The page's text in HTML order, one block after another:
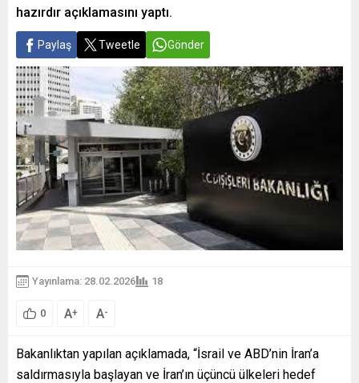
hazırdır açıklamasını yaptı.
Paylaş Tweetle Gönder
Yayınlama: 28.02.2026 18
0 A+ A-
Bakanlıktan yapılan açıklamada, “İsrail ve ABD’nin İran’a
saldırmasıyla başlayan ve İran’ın üçüncü ülkeleri hedef